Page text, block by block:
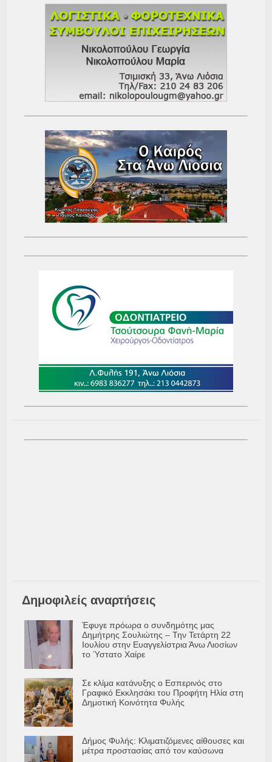
Δημοφιλείς αναρτήσεις
Έφυγε πρόωρα ο συνδημότης μας
Δημήτρης Σουλιώτης – Την Τετάρτη 22
Ιουλίου στην Ευαγγελίστρια Άνω Λιοσίων
το Ύστατο Χαίρε
Σε κλίμα κατάνυξης ο Εσπερινός στο
Γραφικό Εκκλησάκι του Προφήτη Ηλία στη
Δημοτική Κοινότητα Φυλής
Δήμος Φυλής: Κλιματιζόμενες αίθουσες και
μέτρα προστασίας από τον καύσωνα